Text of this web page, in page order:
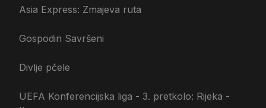
Asia Express: Zmajeva ruta
Gospodin Savršeni
Divlje pčele
UEFA Konferencijska liga - 3. pretkolo: Rijeka -